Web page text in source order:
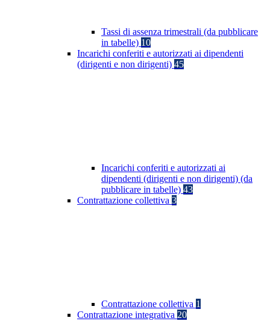
Tassi di assenza trimestrali (da pubblicare
in tabelle) 10
Incarichi conferiti e autorizzati ai dipendenti
(dirigenti e non dirigenti) 45
Incarichi conferiti e autorizzati ai
dipendenti (dirigenti e non dirigenti) (da
pubblicare in tabelle) 43
Contrattazione collettiva 3
Contrattazione collettiva 1
Contrattazione integrativa 20